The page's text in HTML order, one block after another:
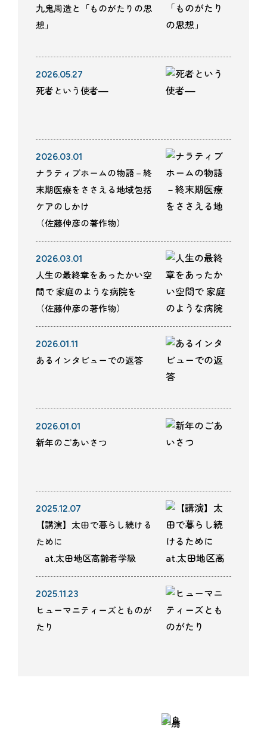
九鬼周造と「ものがたりの思
想」
2026.05.27
死者という使者—
2026.03.01
ナラティブホームの物語－終
末期医療をささえる地域包括
ケアのしかけ
（佐藤伸彦の著作物）
2026.03.01
人生の最終章をあったかい空
間で 家庭のような病院を
（佐藤伸彦の著作物）
2026.01.11
あるインタビューでの返答
2026.01.01
新年のごあいさつ
2025.12.07
【講演】太田で暮らし続ける
ために
at.太田地区高齢者学級
2025.11.23
ヒューマニティーズとものが
たり